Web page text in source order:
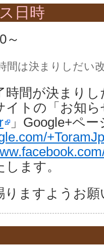
日時
～
間は決まりしだい
時間が決まり
イトの「お知
」Google+ペー
ます。
りますようお